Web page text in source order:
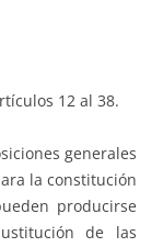
12 al 38.
generales
la constitución
producirse
de las